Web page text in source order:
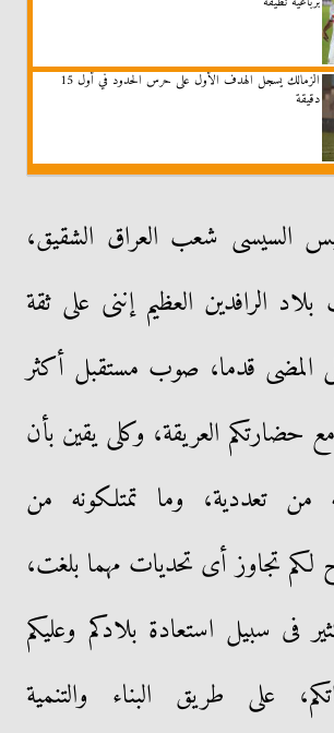
الزمالك يسجل الهدف الأول على حرس الحدود في أول 15
دقيقة
السيسى شعب العراق الشقيق،
الرافدين العظيم إننى على ثقة
المضى قدما، صوب مستقبل أكثر
حضارتكم العريقة، وكلى يقين بأن
من تعددية، وما تمتلكونه من
لكم تجاوز أى تحديات مهما بلغت،
فى سبيل استعادة بلادكم وعليكم
على طريق البناء والتنمية